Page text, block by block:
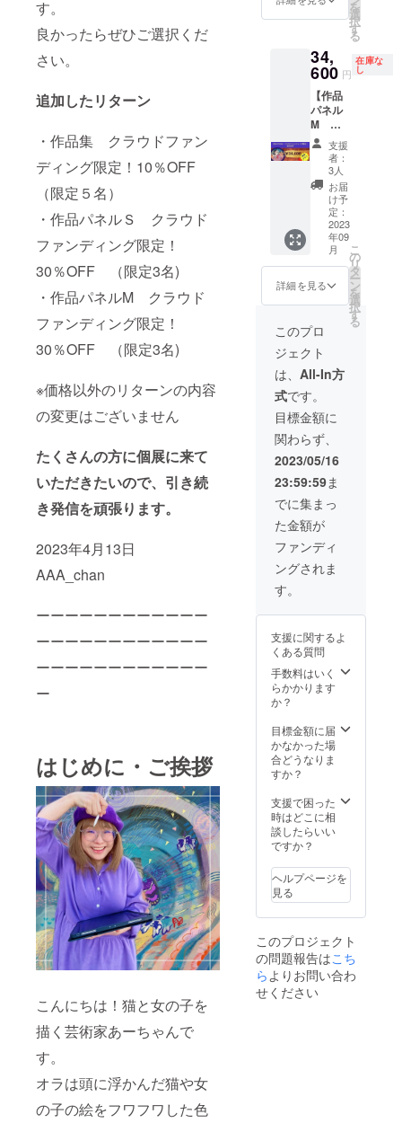
す。
良かったらぜひご選択くだ
さい。
追加したリターン
・作品集 クラウドファン
ディング限定！10％OFF
（限定５名）
・作品パネルＳ クラウド
ファンディング限定！
30％OFF （限定3名)
・作品パネルM クラウド
ファンディング限定！
30％OFF （限定3名)
※価格以外のリターンの内容
の変更はございません
たくさんの方に個展に来て
いただきたいので、引き続
き発信を頑張ります。
2023年4月13日
AAA_chan
ーーーーーーーーーーーー
ーーーーーーーーーーーー
ーーーーーーーーーーーー
ー
はじめに・ご挨拶
こんにちは！猫と女の子を
描く芸術家あーちゃんで
す。
オラは頭に浮かんだ猫や女
の子の絵をフワフワした色
ださ
い。 ※
用はご
遠慮く
ださ
い。
作品を
選んで
いただ
いてか
ら2ヶ月
以内に
発送予
定で
す。 ※
個人用
に描い
た絵,お
よび
ペット
の肖像
画は除
く。 詳
わせく
い。 ※
商用利
用はご
遠慮く
ださ
い。
る作品
から1点
いただ
き、
キャン
バスパ
ネルに
いたし
ます。
Mサイ
ズ(330
㎜×330
https://
www.in
stagra
m.com/
aaacha
n_1lust/
格で
す。 ※
作品を
選んで
いただ
いてか
ら2ヶ月
以内に
発送予
定で
す。 ※
個人用
に描い
た絵,お
よび
ペット
の肖像
画は除
問い合
ださ
い。 ※
商用利
用はご
い。
を
選
択
す
る
34,
600 円
在庫な
し
【作品
パネル
M ク
ラウド
ファン
ディン
グ限
定！
30％OF
F】
(限定3
Instagr
amにあ
る作品
から1点
お選び
いただ
き、
キャン
バスパ
ネルに
いたし
ます。
Mサイ
ズ(330
㎜×330
㎜)
https://
www.in
stagra
m.com/
aaacha
n_1lust/
格で
作品を
選んで
いただ
いてか
ら2ヶ月
発送予
定で
す。 ※
個人用
た絵,お
よび
ペット
の肖像
く。 詳
細はお
問い合
わせく
い。 ※
商用利
用はご
遠慮く
ださ
支援
者：
3人
お届
け予
定：
2023
年09
月
詳細を見る
こ
の
リ
タ
ー
ン
を
選
択
す
る
このプロ
ジェクト
は、 All-In方
式です。
目標金額に
関わらず、
2023/05/16
23:59:59ま
でに集まっ
た金額が
ファンディ
ングされま
す。
支援に関するよ
くある質問
手数料はいく
らかかります
か？
目標金額に届
かなかった場
合どうなりま
すか？
支援で困った
時はどこに相
談したらいい
ですか？
ヘルプページを
見る
このプロジェクト
の問題報告はこち
ら よりお問い合わ
せください